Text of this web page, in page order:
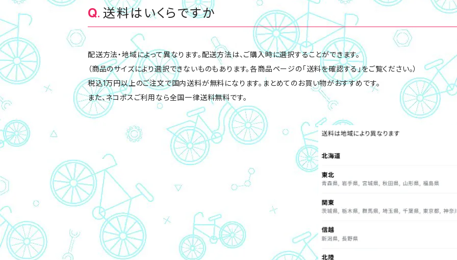
送料はいくらですか
配送方法・地域によって異なります。配送方法は、ご購入時に選択することができます。
（商品のサイズにより選択できないものもあります。各商品ページの「送料を確認する」をご覧ください。）
税込1万円以上のご注文で国内送料が無料になります。まとめてのお買い物がおすすめです。
また、ネコポスご利用なら全国一律送料無料です。